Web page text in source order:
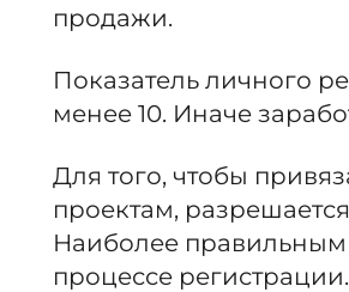
продажи.
Показатель личного
менее 10. Иначе
Для того, чтобы
проектам,
Наиболее правильным
процессе регистрации.